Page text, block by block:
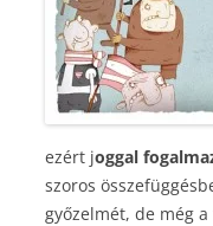
ezért joggal
szoros
győzelmét, de még